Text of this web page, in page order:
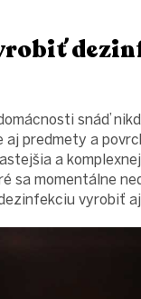
snáď
aj predmety a
a
sa momentálne
vyrobiť